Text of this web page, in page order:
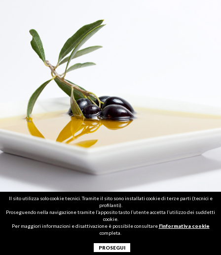
Il sito utilizza solo cookie tecnici. Tramite il sito sono installati cookie di terze parti (tecnici e
profilanti).
Proseguendo nella navigazione tramite l’apposito tasto l’utente accetta l’utilizzo dei suddetti
cookie.
Per maggiori informazioni e disattivazione è possibile consultare l’informativa cookie
completa.
PROSEGUI